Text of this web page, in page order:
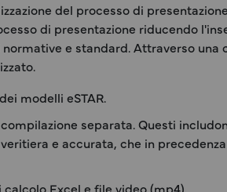
del processo di
di presentazione riducendo
e standard. Attraverso una
modelli eSTAR.
separata. Questi
e accurata, che in
Excel e file video (mp4).